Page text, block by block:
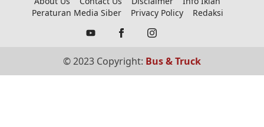
Peraturan Media Siber
Privacy Policy Redaksi
© 2023 Copyright: Bus & Truck